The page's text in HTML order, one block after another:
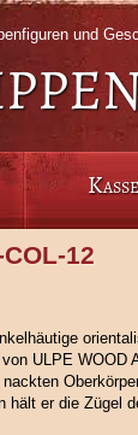
und
Kasse
von ULPE WOOD
hält er die Zügel